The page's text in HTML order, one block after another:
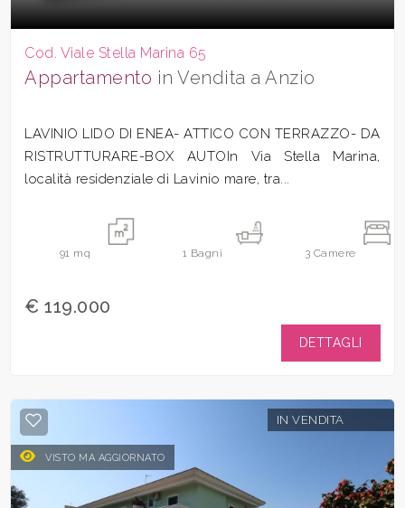
Cod. Viale Stella Marina 65
Appartamento in Vendita a Anzio
LAVINIO LIDO DI ENEA- ATTICO CON TERRAZZO- DA
RISTRUTTURARE-BOX AUTOIn Via Stella Marina,
località residenziale di Lavinio mare, tra...
91 mq 1 Bagni 3 Camere
€ 119.000
DETTAGLI
IN VENDITA
VISTO MA AGGIORNATO